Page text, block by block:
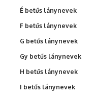
É betűs lánynevek
F betűs lánynevek
G betűs lánynevek
Gy betűs lánynevek
H betűs lánynevek
I betűs lánynevek